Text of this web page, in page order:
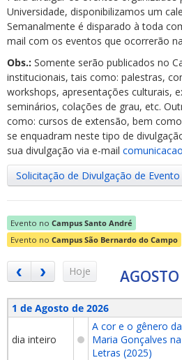
Universidade, disponibilizamos um
Semanalmente é disparado à toda
mail com os eventos que ocorrerão
Obs.: Somente serão publicados no
institucionais, tais como: palestras,
workshops, apresentações culturais,
seminários, colações de grau, etc.
como: cursos de extensão, bem
se enquadram neste tipo de
sua divulgação via e-mail
Solicitação de Divulgação de Evento
Evento no Campus Santo André
Evento no Campus São Bernardo do Campo
Hoje
1 de Agosto de 2026
dia inteiro
A cor e o gênero
Maria Gonçalves
Letras (2025)